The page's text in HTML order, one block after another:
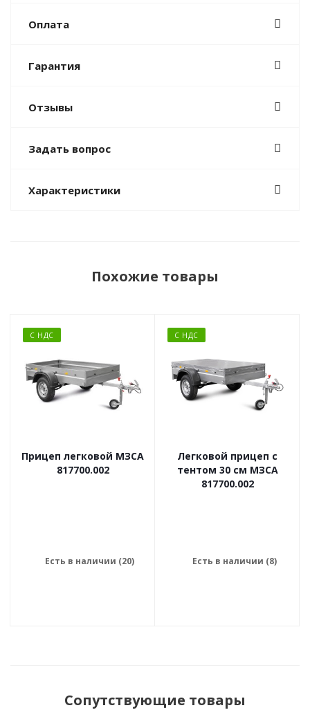
Оплата
Гарантия
Отзывы
Задать вопрос
Характеристики
Похожие товары
С НДС
Прицеп легковой МЗСА
817700.002
Есть в наличии (20)
С НДС
Легковой прицеп с
тентом 30 см МЗСА
817700.002
Есть в наличии (8)
Сопутствующие товары